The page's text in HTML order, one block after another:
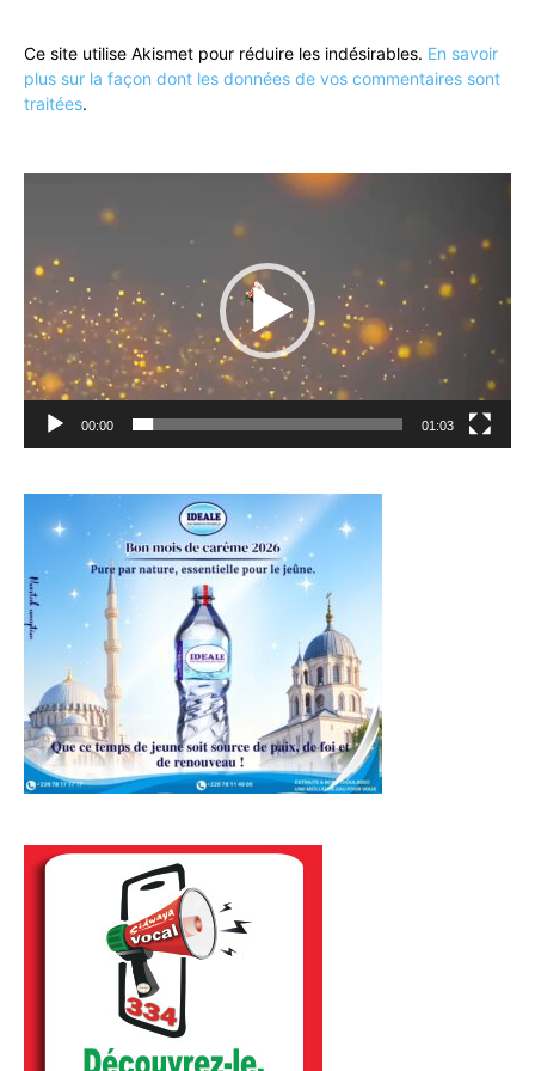
Ce site utilise Akismet pour réduire les indésirables. En savoir
plus sur la façon dont les données de vos commentaires sont
traitées.
00:00 01:03